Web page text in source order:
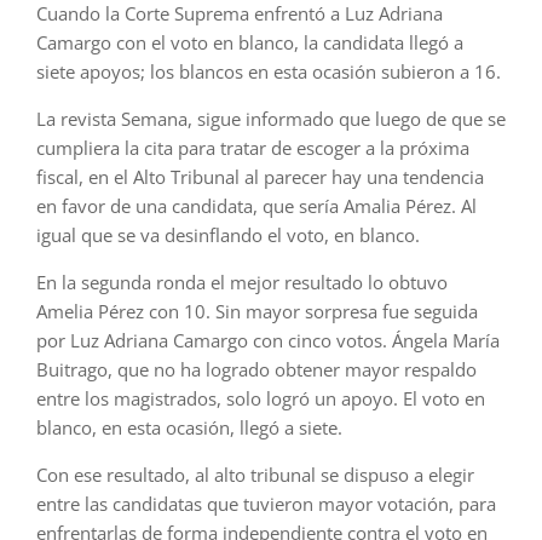
Cuando la Corte Suprema enfrentó a Luz Adriana
Camargo con el voto en blanco, la candidata llegó a
siete apoyos; los blancos en esta ocasión subieron a 16.
La revista Semana, sigue informado que luego de que se
cumpliera la cita para tratar de escoger a la próxima
fiscal, en el Alto Tribunal al parecer hay una tendencia
en favor de una candidata, que sería Amalia Pérez. Al
igual que se va desinflando el voto, en blanco.
En la segunda ronda el mejor resultado lo obtuvo
Amelia Pérez con 10. Sin mayor sorpresa fue seguida
por Luz Adriana Camargo con cinco votos. Ángela María
Buitrago, que no ha logrado obtener mayor respaldo
entre los magistrados, solo logró un apoyo. El voto en
blanco, en esta ocasión, llegó a siete.
Con ese resultado, al alto tribunal se dispuso a elegir
entre las candidatas que tuvieron mayor votación, para
enfrentarlas de forma independiente contra el voto en